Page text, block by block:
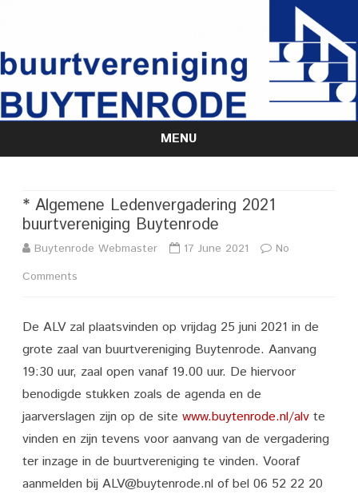
MENU
Skip
* Algemene Ledenvergadering 2021
buurtvereniging Buytenrode
Buytenrode Webmaster 17 June 2021
No
Comments
Algemene
2021
buurtvereniging
Buytenrode
De ALV zal plaatsvinden op vrijdag 25 juni 2021 in de
grote zaal van buurtvereniging Buytenrode. Aanvang
19:30 uur, zaal open vanaf 19.00 uur. De hiervoor
benodigde stukken zoals de agenda en de
jaarverslagen zijn op de site www.buytenrode.nl/alv te
vinden en zijn tevens voor aanvang van de vergadering
ter inzage in de buurtvereniging te vinden. Vooraf
aanmelden bij ALV@buytenrode.nl of bel 06 52 22 20